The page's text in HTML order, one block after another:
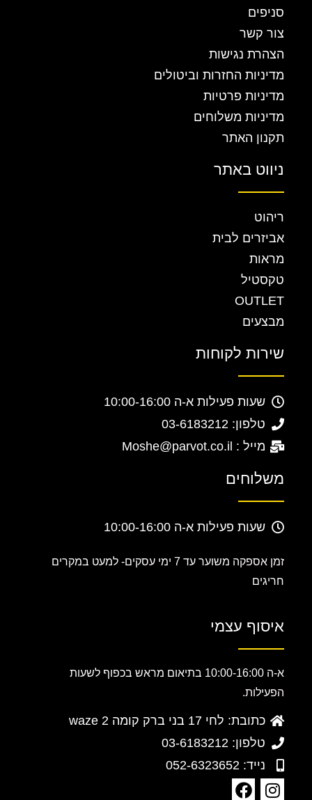
סניפים
צור קשר
הצהרת נגישות
מדיניות החזרות וביטולים
מדיניות פרטיות
מדיניות משלוחים
תקנון האתר
ניווט באתר
ריהוט
אביזרים לבית
מראות
טקסטיל
OUTLET
מבצעים
שירות לקוחות
שעות פעילות א-ה 10:00-16:00
טלפון: 03-6183212
מייל : Moshe@parvot.co.il
משלוחים
שעות פעילות א-ה 10:00-16:00
זמן אספקה משוער עד 7 ימי עסקים-
למעט במקרים
חריגים
איסוף עצמי
א-ה 10:00-16:00 בתיאום מראש בכפוף לשעות
הפעילות.
כתובת: לחי 17 בני ברק קומה 2 waze
טלפון: 03-6183212
נייד: 052-6323652